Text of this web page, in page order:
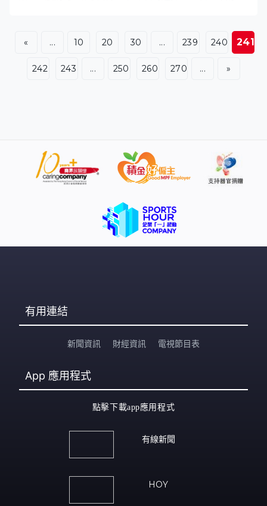
時期，2011年的學年起要求學校午餐只能提供脫脂或低脂
牛奶，美國總統特朗普簽署新法案，讓全脂奶重新在校園
的午餐出現，學校提供脫脂和低脂奶的同時，也可以派發
特朗普唇上沾滿奶的相。衛生部長小甘迺迪稱不喝全脂奶
無助改善健康，反而令部分小朋友喝更多含糖及含咖啡因
的飲品，白宮亦稱要讓全脂奶再次偉大。新法案為全國3千
價值的非乳製品飲料，例如植物奶。 過去十多年，美國政
府建議兩歲以上的人飲低脂或脫脂奶，每日飽和脂肪攝取
量應少於10%卡路里，最新公布的營養指
« ... 10 20 30 ... 239 240 241
242 243 ... 250 260 270 ... »
有用連結
新聞資訊 財經資訊 電視節目表
App 應用程式
點擊下載app應用程式
有線新聞
HOY